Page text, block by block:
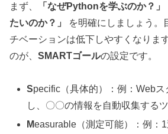
まず、
「なぜPythonを学ぶのか？
たいのか？」
を明確にしましょう。
チベーションは低下しやすくなりま
のが、 SMARTゴールの設定です。
Specific（具体的）：例：Web
し、〇〇の情報を自動収集する
Measurable（測定可能）：例：